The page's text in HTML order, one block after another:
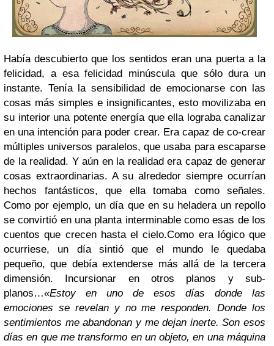
Había descubierto que los sentidos eran una puerta a la
felicidad, a esa felicidad minúscula que sólo dura un
instante. Tenía la sensibilidad de emocionarse con las
cosas más simples e insignificantes, esto movilizaba en
su interior una potente energía que ella lograba canalizar
en una intención para poder crear. Era capaz de co-crear
múltiples universos paralelos, que usaba para escaparse
de la realidad. Y aún en la realidad era capaz de generar
cosas extraordinarias. A su alrededor siempre ocurrían
hechos fantásticos, que ella tomaba como señales.
Como por ejemplo, un día que en su heladera un repollo
se convirtió en una planta interminable como esas de los
cuentos que crecen hasta el cielo.Como era lógico que
ocurriese, un día sintió que el mundo le quedaba
pequeño, que debía extenderse más allá de la tercera
dimensión. Incursionar en otros planos y sub-
planos…«Estoy en uno de esos días donde las
emociones se revelan y no me responden. Donde los
sentimientos me abandonan y me dejan inerte. Son esos
días en que me transformo en un objeto, en una máquina